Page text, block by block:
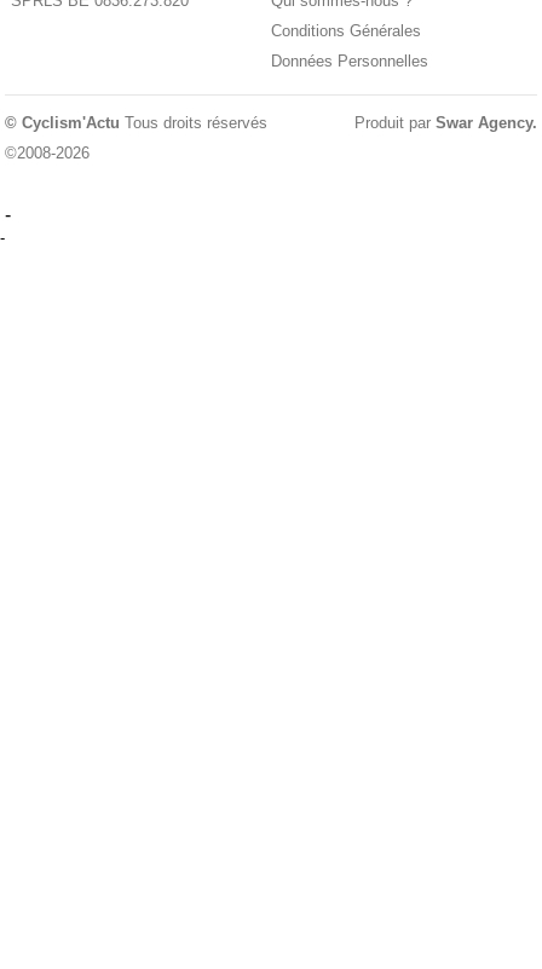
Conditions Générales
Données Personnelles
© Cyclism'Actu Tous droits réservés
©2008-2026
Produit par Swar Agency.
-
-